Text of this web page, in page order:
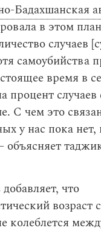
Бадахшанская
в этом
случаев
самоубийства
время в
процент случаев
С чем это
у нас пока нет,
объясняет
что
возраст
колеблется